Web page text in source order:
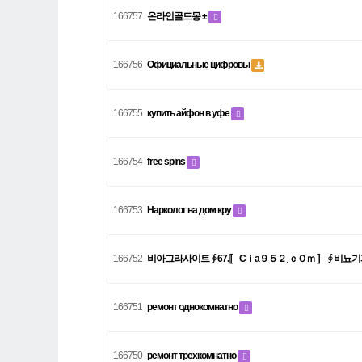
166757 온라인골드몽 ±
166756 Официальные цифровы
166755 купить айфон в уфе
166754 free spins
166753 Нарколог на дом кру
166752 비아그라사이트 ∮ 67.〚 Cｉa９５２¸ｃＯｍ 〛 ∮ 비뇨
166751 ремонт однокомнатно
166750 ремонт трехкомнатно